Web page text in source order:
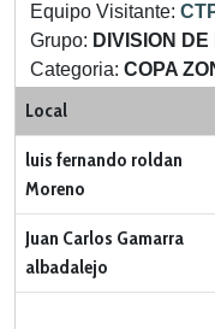
Equipo Visitante:
Grupo: DIVISION
Categoria: COPA
Local
luis fernando roldan
Moreno
Juan Carlos Gamarra
albadalejo